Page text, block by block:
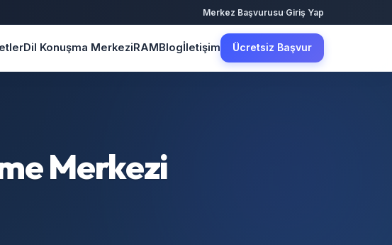
Merkez Başvurusu·Giriş Yap
Dil Konuşma MerkeziRAMBlogİletişim Ücretsiz Başvur
Merkezi